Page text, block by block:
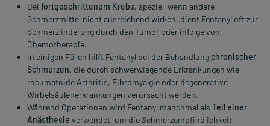
Bei fortgeschrittenem Krebs, speziell wenn andere
Schmerzmittel nicht ausreichend wirken, dient Fentanyl oft zur
Schmerzlinderung durch den Tumor oder infolge von
Chemotherapie.
In einigen Fällen hilft Fentanyl bei der Behandlungchronischer
Schmerzen, die durch schwerwiegende Erkrankungen wie
rheumatoide Arthritis, Fibromyalgie oder degenerative
Wirbelsäulenerkrankungen verursacht werden.
Während Operationen wird Fentanyl manchmal als Teil einer
Anästhesie verwendet, um die Schmerzempfindlichkeit